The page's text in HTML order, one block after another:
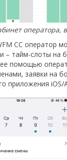
оператора,
CC оператор
– тайм-слоты на
помощью
заявки на
приложения iOS/